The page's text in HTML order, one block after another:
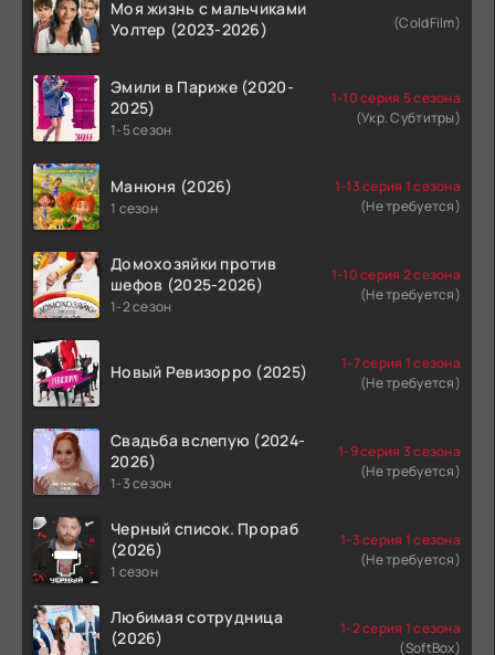
Моя жизнь с мальчиками
Уолтер (2023-2026)
(ColdFilm)
Эмили в Париже (2020-
2025)
1-5 сезон
1-10 серия 5 сезона
(Укр. Субтитры)
Манюня (2026)
1 сезон
1-13 серия 1 сезона
(Не требуется)
Домохозяйки против
шефов (2025-2026)
1-2 сезон
1-10 серия 2 сезона
(Не требуется)
Новый Ревизорро (2025)
1-7 серия 1 сезона
(Не требуется)
Свадьба вслепую (2024-
2026)
1-3 сезон
1-9 серия 3 сезона
(Не требуется)
Черный список. Прораб
(2026)
1 сезон
1-3 серия 1 сезона
(Не требуется)
Любимая сотрудница
(2026)
1-2 серия 1 сезона
(SoftBox)